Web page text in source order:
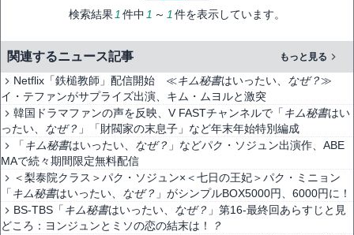
検索結果 1 件中 1 ～ 1 件を表示しています。
関連するニュース記事 もっと見る
Netflix「鉄槌教師」配信開始 ≪キム秘書はいったい、 なぜ？≫
イ・テファンがサプライズ出演、キム・ムヨルと激突
韓国ドラマファンの声を反映、V FASTチャンネルで「 キム秘書はい
ったい、 なぜ？ 」「財閥家の末息子」など年末年始特別編成
「 キム秘書はいったい、 なぜ？ 」などパク・ソジュン出演作、ABE
MAで続々期間限定無料配信
＜梨泰院クラス＞パク・ソジュン×＜七日の王妃＞パク・ミニョン
「 キム秘書はいったい、 なぜ？ 」がシンプルBOX5000円、6000円に！
BS-TBS「 キム秘書はいったい、 なぜ？ 」第16-最終回あらすじと見
どころ：ヨンジュンとミソの恋の結末は！
？